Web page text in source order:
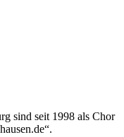
sind seit 1998 als Chor